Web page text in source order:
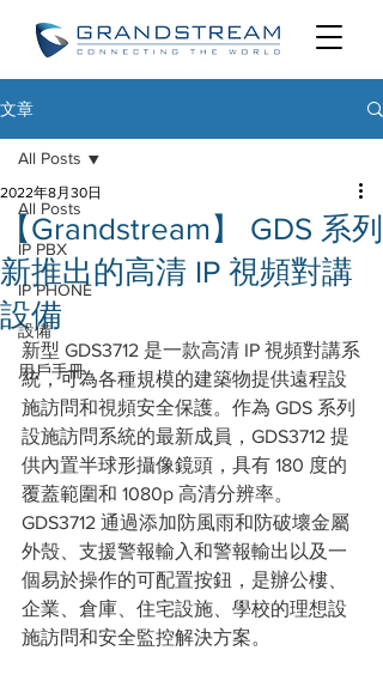
文章
All Posts
IP PBX
IP PHONE
設備
用戶手冊
All Posts
【Grandstream】 GDS 系列
新推出的高清 IP 視頻對講
設備
2022年8月30日
新型 GDS3712 是一款高清 IP 視頻對講系
統，可為各種規模的建築物提供遠程設
施訪問和視頻安全保護。作為 GDS 系列
設施訪問系統的最新成員，GDS3712 提
供內置半球形攝像鏡頭，具有 180 度的
覆蓋範圍和 1080p 高清分辨率。
GDS3712 通過添​​加防風雨和防破壞金屬
外殼、支援警報輸入和警報輸出以及一
個易於操作的可配置按鈕，是辦公樓、
企業、倉庫、住宅設施、學校的理想設
施訪問和安全監控解決方案。